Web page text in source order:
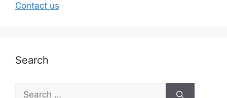
Contact us
Search